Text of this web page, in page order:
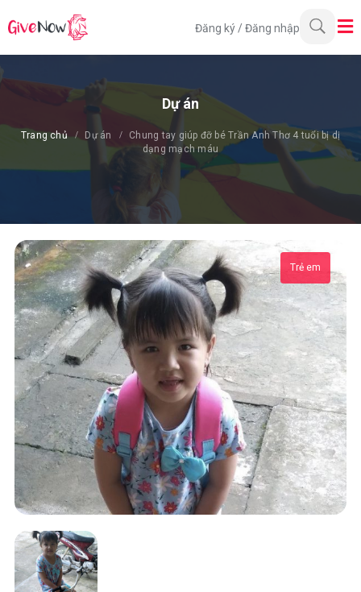
Đăng ký /Đăng nhập
Dự án
Trang chủ Dự án
Chung tay giúp đỡ bé Trần Anh Thơ 4 tuổi bị dị
dạng mạch máu
Trẻ em